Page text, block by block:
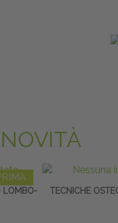
NOVITÀ
LOMBO-
TECNICHE